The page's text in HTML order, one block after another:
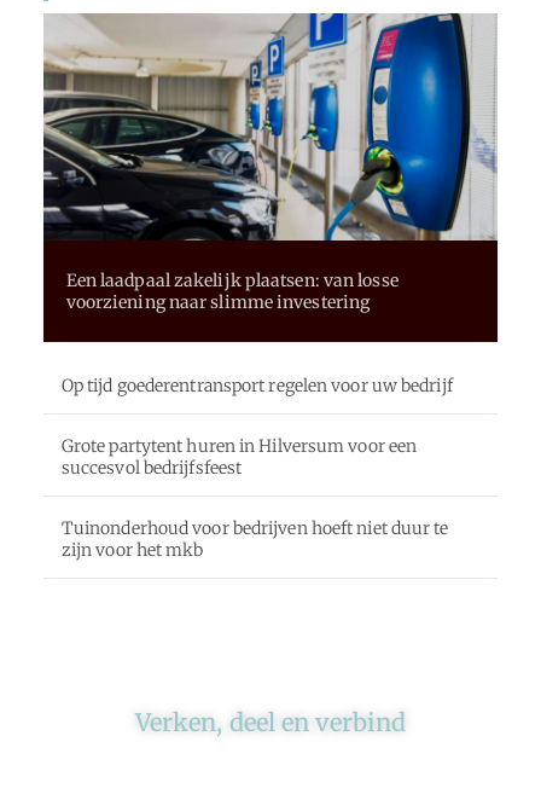
Een laadpaal zakelijk plaatsen: van losse
voorziening naar slimme investering
Op tijd goederentransport regelen voor uw bedrijf
Grote partytent huren in Hilversum voor een
succesvol bedrijfsfeest
Tuinonderhoud voor bedrijven hoeft niet duur te
zijn voor het mkb
Verken, deel en verbind